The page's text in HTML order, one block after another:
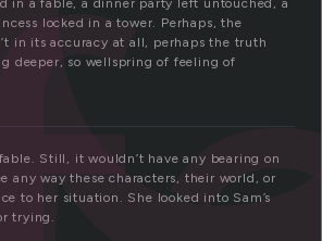
in a fable, a dinner party left untouched, a
locked in a tower. Perhaps, the
in its accuracy at all, perhaps the truth
deeper, so wellspring of feeling of
Still, it wouldn’t have any bearing on
any way these characters, their world, or
to her situation. She looked into Sam’s
trying.